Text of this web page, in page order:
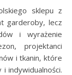
sklepu z
garderoby, lecz
i wyrażenie
projektanci
i tkanin, które
indywidualności.